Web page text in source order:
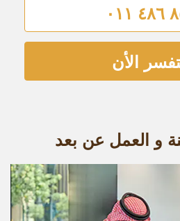
الأن
و العمل عن بعد